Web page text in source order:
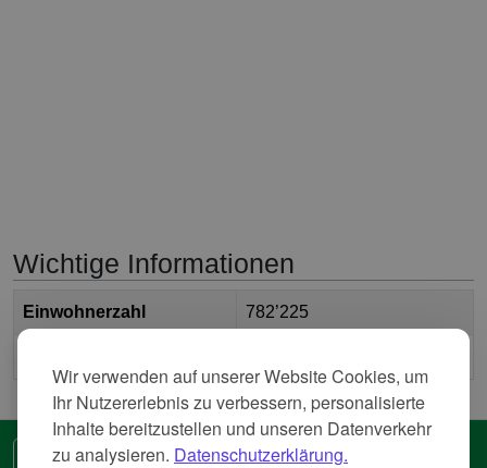
Wir verwenden auf unserer Website Cookies, um
Ihr Nutzererlebnis zu verbessern, personalisierte
Inhalte bereitzustellen und unseren Datenverkehr
zu analysieren. Datenschutzerklärung.
Wichtige Informationen
Einwohnerzahl 782’225
🌍 Eine andere Sprache